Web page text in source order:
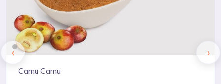
Maca En Polvo
‹ ›